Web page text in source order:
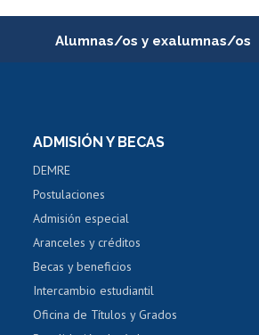
Alumnas/os y exalumnas/os
Servicio médico y dental
Pago de arancel y crédito alumnos
Pago de arancel y crédito exalumnos
Certificado de títulos y grados
Mi Uchile Ayuda
ADMISIÓN Y BECAS
DEMRE
Postulaciones
Admisión especial
Aranceles y créditos
Becas y beneficios
Intercambio estudiantil
Oficina de Títulos y Grados